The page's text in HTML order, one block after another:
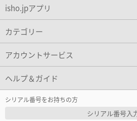
isho.jpアプリ
カテゴリー
アカウントサービス
ヘルプ＆ガイド
シリアル番号をお持ちの方
シリアル番号入